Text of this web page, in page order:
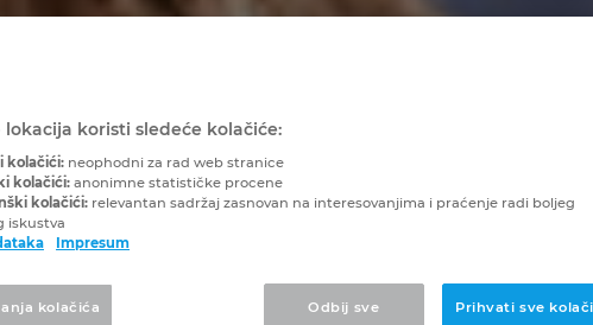
lokacija koristi sledeće kolačiće:
kolačići: neophodni za rad web stranice
kolačići: anonimne statističke procene
kolačići: relevantan sadržaj zasnovan na interesovanjima i praćenje radi boljeg
iskustva
Impresum
Odbij sve Prihvati sve
kolačića